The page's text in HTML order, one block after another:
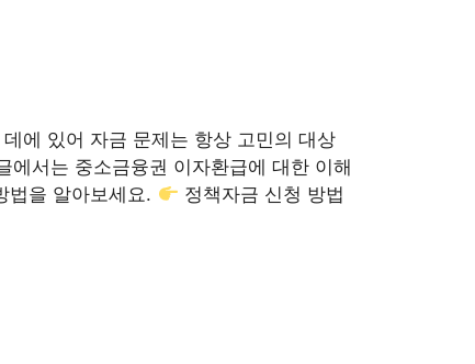
에 있어 자금 문제는 항상 고민의 대상
서는 중소금융권 이자환급에 대한 이해
법을 알아보세요.
정책자금 신청 방법